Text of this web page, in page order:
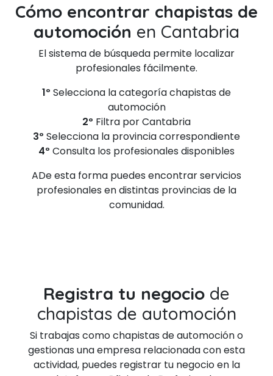
Cómo encontrar chapistas de
automoción en Cantabria
El sistema de búsqueda permite localizar
profesionales fácilmente.
1º Selecciona la categoría chapistas de
automoción
2º Filtra por Cantabria
3º Selecciona la provincia correspondiente
4º Consulta los profesionales disponibles
ADe esta forma puedes encontrar servicios
profesionales en distintas provincias de la
comunidad.
Registra tu negocio de
chapistas de automoción
Si trabajas como chapistas de automoción o
gestionas una empresa relacionada con esta
actividad, puedes registrar tu negocio en la